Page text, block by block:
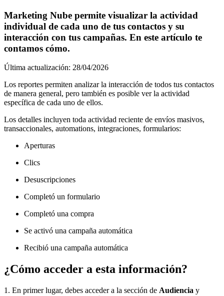
Marketing Nube permite visualizar la actividad
individual de cada uno de tus contactos y su
interacción con tus campañas. En este artículo te
contamos cómo.
Última actualización: 28/04/2026
Los reportes permiten analizar la interacción de todos tus contactos
de manera general, pero también es posible ver la actividad
específica de cada uno de ellos.
Los detalles incluyen toda actividad reciente de envíos masivos,
transaccionales, automations, integraciones, formularios:
Aperturas
Clics
Desuscripciones
Completó un formulario
Completó una compra
Se activó una campaña automática
Recibió una campaña automática
¿Cómo acceder a esta información?
1. En primer lugar, debes acceder a la sección de Audiencia y